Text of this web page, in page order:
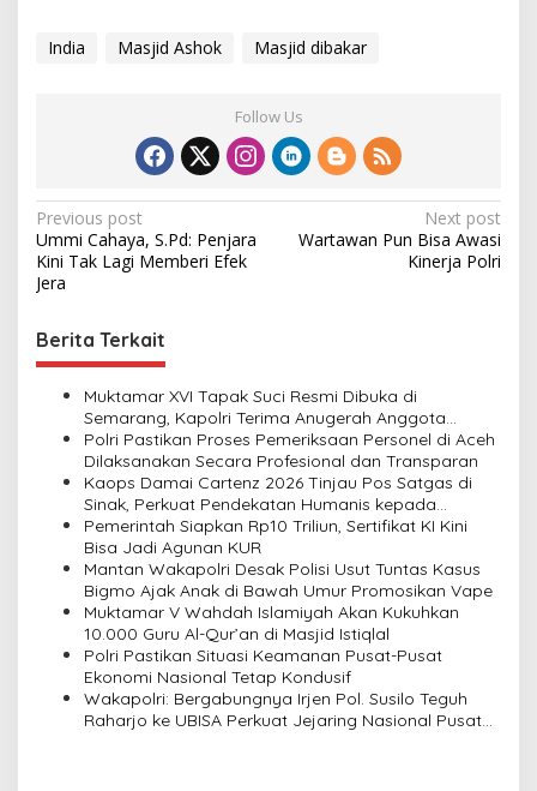
India Masjid Ashok Masjid dibakar
Follow Us
P
o
s
t
n
Previous post
Ummi Cahaya, S.Pd: Penjara
Kini Tak Lagi Memberi Efek
Jera
Next post
Wartawan Pun Bisa Awasi
Kinerja Polri
Berita Terkait
Muktamar XVI Tapak Suci Resmi Dibuka di
Semarang, Kapolri Terima Anugerah Anggota
Kehormatan
Polri Pastikan Proses Pemeriksaan Personel di Aceh
Dilaksanakan Secara Profesional dan Transparan
Kaops Damai Cartenz 2026 Tinjau Pos Satgas di
Sinak, Perkuat Pendekatan Humanis kepada
Masyarakat
Pemerintah Siapkan Rp10 Triliun, Sertifikat KI Kini
Bisa Jadi Agunan KUR
Mantan Wakapolri Desak Polisi Usut Tuntas Kasus
Bigmo Ajak Anak di Bawah Umur Promosikan Vape
Muktamar V Wahdah Islamiyah Akan Kukuhkan
10.000 Guru Al-Qur’an di Masjid Istiqlal
Polri Pastikan Situasi Keamanan Pusat-Pusat
Ekonomi Nasional Tetap Kondusif
Wakapolri: Bergabungnya Irjen Pol. Susilo Teguh
Raharjo ke UBISA Perkuat Jejaring Nasional Pusat